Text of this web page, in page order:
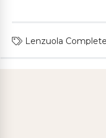
Lenzuola